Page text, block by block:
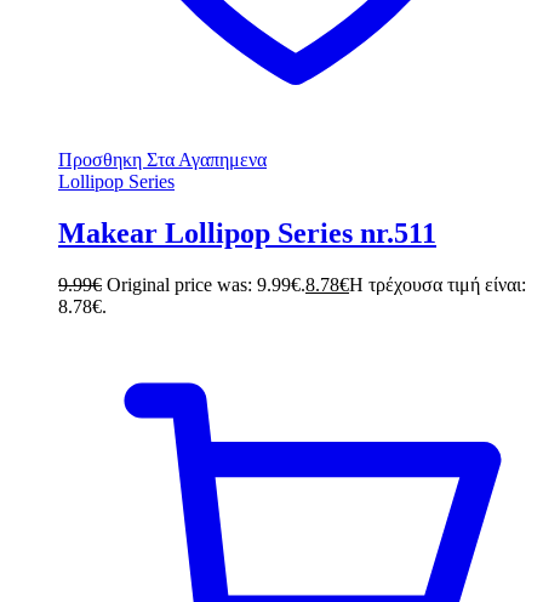
Προσθηκη Στα Αγαπημενα
Lollipop Series
Makear Lollipop Series nr.511
9.99€ Original price was: 9.99€.8.78€Η τρέχουσα τιμή είναι:
8.78€.